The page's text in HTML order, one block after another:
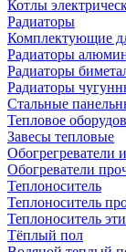
Котлы
Радиаторы
Комплектующие
Радиаторы
Радиаторы
Радиаторы
Стальные
Тепловое
Завесы тепловые
Обогрегреватели
Обогреватели
Теплоноситель
Теплоноситель
Теплоноситель
Тёплый пол